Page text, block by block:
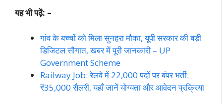
यह भी पढ़ें: –
गांव के बच्चों को मिला सुनहरा मौका, यूपी सरकार की बड़ी
डिजिटल सौगात, खबर में पूरी जानकारी – UP
Government Scheme
Railway Job: रेलवे में 22,000 पदों पर बंपर भर्ती:
₹35,000 सैलरी, यहाँ जानें योग्यता और आवेदन प्रक्रिया